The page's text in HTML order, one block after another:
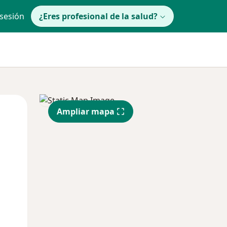
¿Eres profesional de la salud?
Vie
14 Ago
Sáb
15 Ago
Ampliar mapa